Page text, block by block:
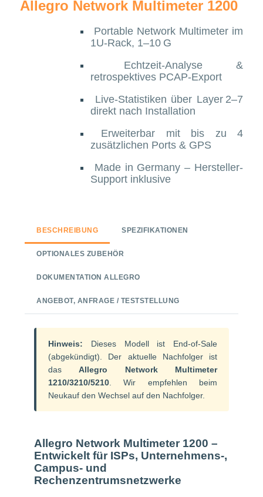
Allegro Network Multimeter 1200
Portable Network Multimeter im
1U-Rack, 1–10 G
Echtzeit-Analyse &
retrospektives PCAP-Export
Live-Statistiken über Layer 2–7
direkt nach Installation
Erweiterbar mit bis zu 4
zusätzlichen Ports & GPS
Made in Germany – Hersteller-
Support inklusive
BESCHREIBUNG SPEZIFIKATIONEN
OPTIONALES ZUBEHÖR
DOKUMENTATION ALLEGRO
ANGEBOT, ANFRAGE / TESTSTELLUNG
Hinweis: Dieses Modell ist End-of-Sale
(abgekündigt). Der aktuelle Nachfolger ist
dasAllegro Network Multimeter
1210/3210/5210 . Wir empfehlen beim
Neukauf den Wechsel auf den Nachfolger.
Allegro Network Multimeter 1200 –
Entwickelt für ISPs, Unternehmens‑,
Campus‑ und
Rechenzentrumsnetzwerke